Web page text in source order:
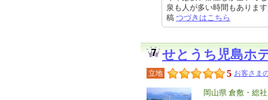
泉も人が多い時間もありま
稿 つづきはこちら
せとうち児島ホ
立地 5 お客さま
エ
岡山県 倉敷・総